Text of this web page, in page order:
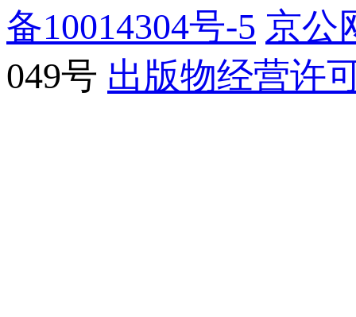
备10014304号-5 京公
049号 出版物经营许